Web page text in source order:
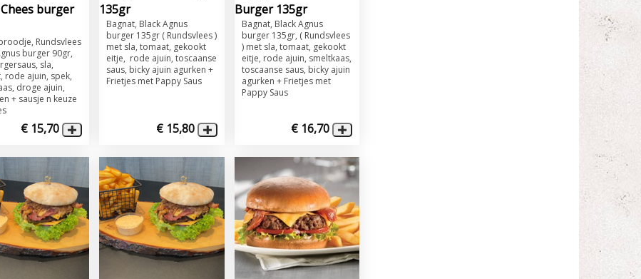
burger
Rundsvlees
burger 90gr,
sla,
rode ajuin, spek,
droge ajuin,
+ sausje n keuze
€ 15,70
135gr
​Bagnat, Black Agnus
burger 135gr ( Rundsvlees )
met sla, tomaat, gekookt
eitje, rode ajuin, toscaanse
saus, bicky ajuin agurken +
Frietjes met Pappy Saus
€ 15,80
Burger 135gr
​​Bagnat, Black Agnus
burger 135gr, ( Rundsvlees
) met sla, tomaat, gekookt
eitje, rode ajuin, smeltkaas,
toscaanse saus, bicky ajuin
agurken + Frietjes met
Pappy Saus
€ 16,70